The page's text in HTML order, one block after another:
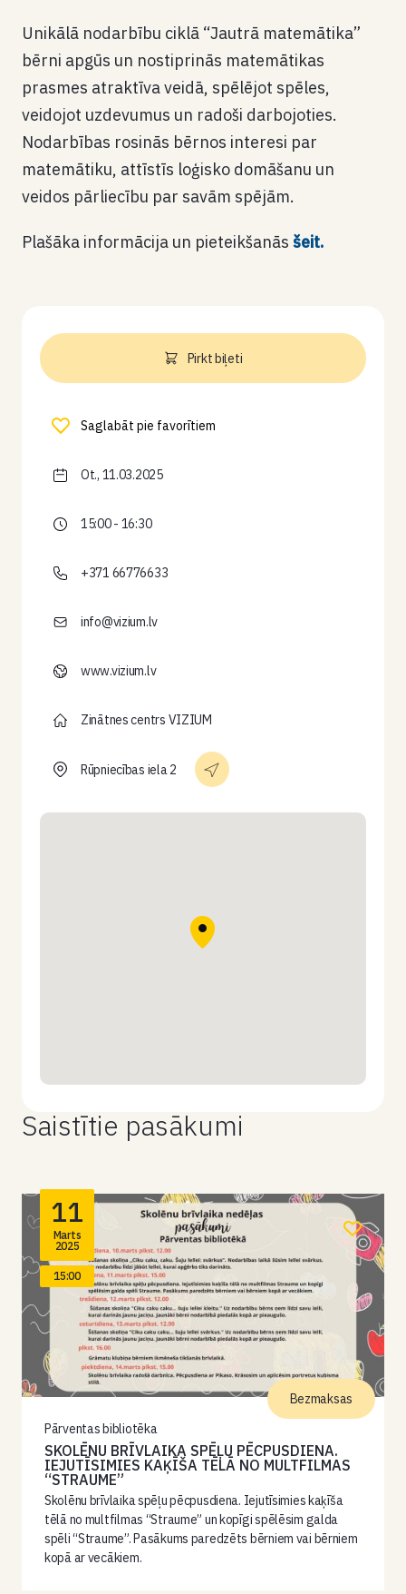
Unikālā nodarbību ciklā “Jautrā matemātika”
bērni apgūs un nostiprinās matemātikas
prasmes atraktīva veidā, spēlējot spēles,
veidojot uzdevumus un radoši darbojoties.
Nodarbības rosinās bērnos interesi par
matemātiku, attīstīs loģisko domāšanu un
veidos pārliecību par savām spējām.
Plašāka informācija un pieteikšanās šeit.
Pirkt biļeti
Saglabāt pie favorītiem
Ot., 11.03.2025
15:00 - 16:30
+371 66776633
info@vizium.lv
www.vizium.lv
Zinātnes centrs VIZIUM
Rūpniecības iela 2
Saistītie pasākumi
11
Marts
2025
15:00
Pārventas bibliotēka
SKOLĒNU BRĪVLAIKA SPĒĻU PĒCPUSDIENA.
IEJUTĪSIMIES KAĶĪŠA TĒLĀ NO MULTFILMAS
“STRAUME”
Skolēnu brīvlaika spēļu pēcpusdiena. Iejutīsimies kaķīša
tēlā no multfilmas “Straume” un kopīgi spēlēsim galda
spēli “Straume”. Pasākums paredzēts bērniem vai bērniem
kopā ar vecākiem.
Bezmaksas